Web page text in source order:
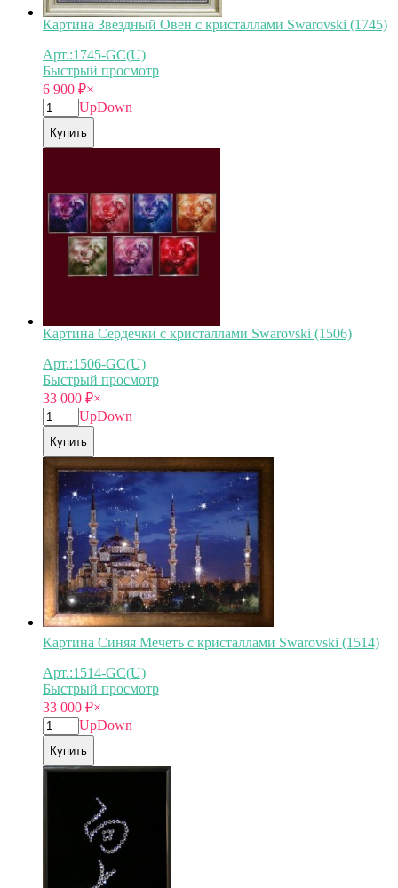
Картина Звездный Овен с кристаллами Swarovski (1745)
Арт.:1745-GC(U)
Быстрый просмотр
6 900 ₽×
UpDown
Купить
Картина Сердечки с кристаллами Swarovski (1506)
Арт.:1506-GC(U)
Быстрый просмотр
33 000 ₽×
UpDown
Купить
Картина Синяя Мечеть с кристаллами Swarovski (1514)
Арт.:1514-GC(U)
Быстрый просмотр
33 000 ₽×
UpDown
Купить